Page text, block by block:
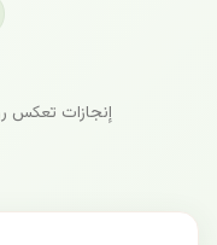
إنجازات تعكس